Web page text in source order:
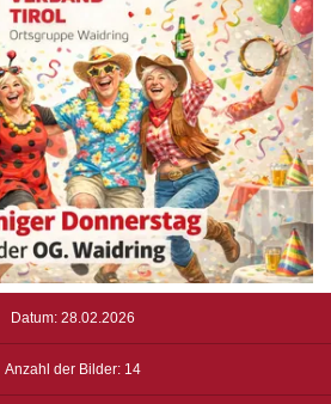
Datum: 28.02.2026
Anzahl der Bilder: 14